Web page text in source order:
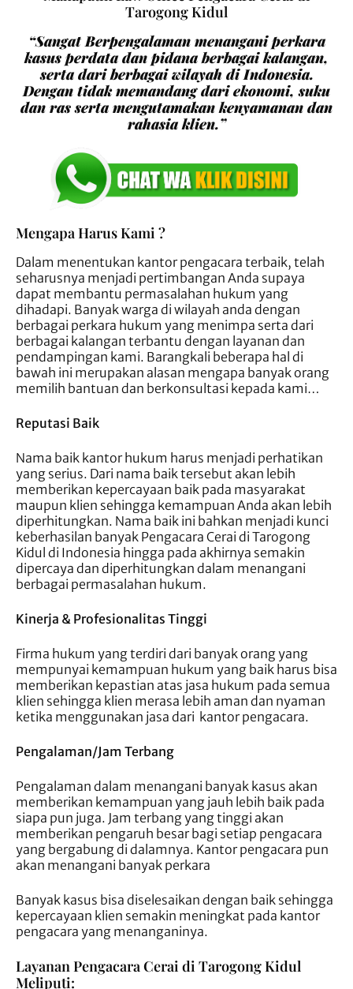
Tarogong Kidul
“Sangat Berpengalaman menangani perkara
kasus perdata dan pidana berbagai kalangan,
serta dari berbagai wilayah di Indonesia.
Dengan tidak memandang dari ekonomi, suku
dan ras serta mengutamakan kenyamanan dan
rahasia klien.”
Mengapa Harus Kami ?
Dalam menentukan kantor pengacara terbaik, telah
seharusnya menjadi pertimbangan Anda supaya
dapat membantu permasalahan hukum yang
dihadapi. Banyak warga di wilayah anda dengan
berbagai perkara hukum yang menimpa serta dari
berbagai kalangan terbantu dengan layanan dan
pendampingan kami. Barangkali beberapa hal di
bawah ini merupakan alasan mengapa banyak orang
memilih bantuan dan berkonsultasi kepada kami…
Reputasi Baik
Nama baik kantor hukum harus menjadi perhatikan
yang serius. Dari nama baik tersebut akan lebih
memberikan kepercayaan baik pada masyarakat
maupun klien sehingga kemampuan Anda akan lebih
diperhitungkan. Nama baik ini bahkan menjadi kunci
keberhasilan banyak Pengacara Cerai di Tarogong
Kidul di Indonesia hingga pada akhirnya semakin
dipercaya dan diperhitungkan dalam menangani
berbagai permasalahan hukum.
Kinerja & Profesionalitas Tinggi
Firma hukum yang terdiri dari banyak orang yang
mempunyai kemampuan hukum yang baik harus bisa
memberikan kepastian atas jasa hukum pada semua
klien sehingga klien merasa lebih aman dan nyaman
ketika menggunakan jasa dari kantor pengacara.
Pengalaman/Jam Terbang
Pengalaman dalam menangani banyak kasus akan
memberikan kemampuan yang jauh lebih baik pada
siapa pun juga. Jam terbang yang tinggi akan
memberikan pengaruh besar bagi setiap pengacara
yang bergabung di dalamnya. Kantor pengacara pun
akan menangani banyak perkara
Banyak kasus bisa diselesaikan dengan baik sehingga
kepercayaan klien semakin meningkat pada kantor
pengacara yang menanganinya.
Layanan Pengacara Cerai di Tarogong Kidul
Meliputi: